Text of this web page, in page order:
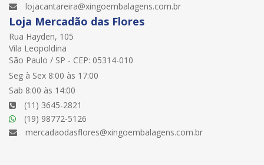
lojacantareira@xingoembalagens.com.br
Loja Mercadão das Flores
Rua Hayden, 105
Vila Leopoldina
São Paulo / SP - CEP: 05314-010
Seg à Sex 8:00 às 17:00
Sab 8:00 às 14:00
(11) 3645-2821
(19) 98772-5126
mercadaodasflores@xingoembalagens.com.br